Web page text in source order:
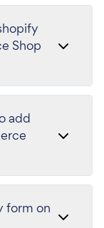
Shop
add
form on